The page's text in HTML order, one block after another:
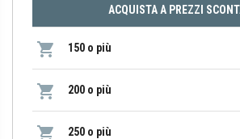
ACQUISTA A PREZZI
150 o più
200 o più
250 o più